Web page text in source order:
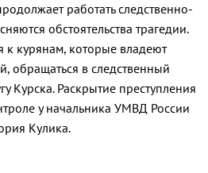
работать следственно-
обстоятельства трагедии.
к курянам, которые владеют
обращаться в следственный
Курска. Раскрытие преступления
у начальника УМВД России
Кулика.